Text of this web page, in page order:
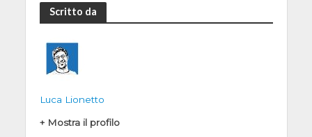
Scritto da
Luca Lionetto
+ Mostra il profilo